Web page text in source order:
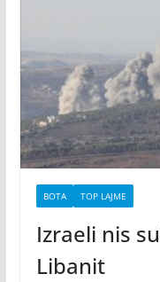
BOTA TOP LAJME
Izraeli nis
Libanit